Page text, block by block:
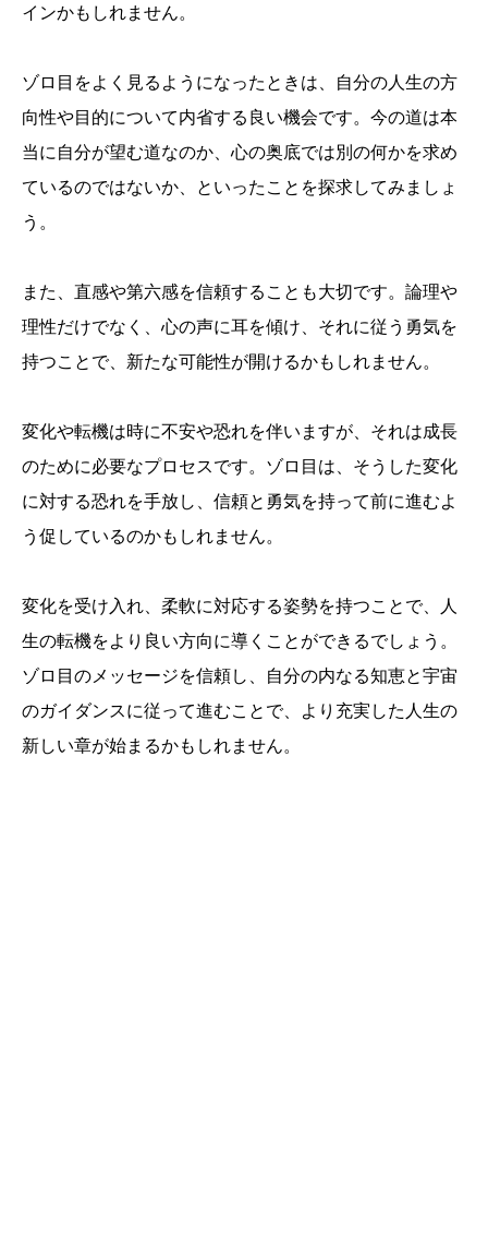
インかもしれません。
ゾロ目をよく見るようになったときは、自分の人生の方
向性や目的について内省する良い機会です。今の道は本
当に自分が望む道なのか、心の奥底では別の何かを求め
ているのではないか、といったことを探求してみましょ
う。
また、直感や第六感を信頼することも大切です。論理や
理性だけでなく、心の声に耳を傾け、それに従う勇気を
持つことで、新たな可能性が開けるかもしれません。
変化や転機は時に不安や恐れを伴いますが、それは成長
のために必要なプロセスです。ゾロ目は、そうした変化
に対する恐れを手放し、信頼と勇気を持って前に進むよ
う促しているのかもしれません。
変化を受け入れ、柔軟に対応する姿勢を持つことで、人
生の転機をより良い方向に導くことができるでしょう。
ゾロ目のメッセージを信頼し、自分の内なる知恵と宇宙
のガイダンスに従って進むことで、より充実した人生の
新しい章が始まるかもしれません。